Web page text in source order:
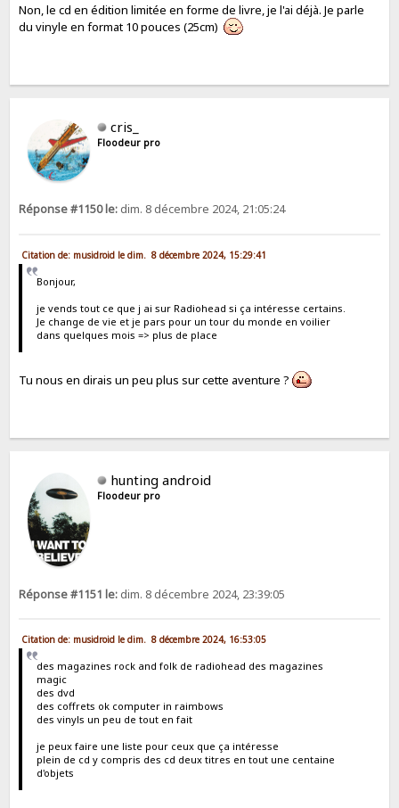
Non, le cd en édition limitée en forme de livre, je l'ai déjà. Je parle
du vinyle en format 10 pouces (25cm)
cris_
Floodeur pro
Réponse #1150 le: dim. 8 décembre 2024, 21:05:24
Citation de: musidroid le dim. 8 décembre 2024, 15:29:41
Bonjour,
je vends tout ce que j ai sur Radiohead si ça intéresse certains.
Je change de vie et je pars pour un tour du monde en voilier
dans quelques mois => plus de place
Tu nous en dirais un peu plus sur cette aventure ?
hunting android
Floodeur pro
Réponse #1151 le: dim. 8 décembre 2024, 23:39:05
Citation de: musidroid le dim. 8 décembre 2024, 16:53:05
des magazines rock and folk de radiohead des magazines
magic
des dvd
des coffrets ok computer in raimbows
des vinyls un peu de tout en fait
je peux faire une liste pour ceux que ça intéresse
plein de cd y compris des cd deux titres en tout une centaine
d'objets